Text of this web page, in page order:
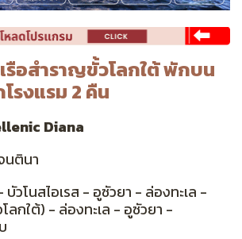
รือสำราญขั้วโลกใต้ พักบน
รงแรม 2 คืน
Diana
นตินา
บัวโนสไอเรส - อูซัวยา - ล่องทะเล -
ลกใต้) - ล่องทะเล - อูซัวยา -